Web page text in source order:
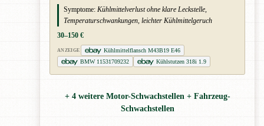
Symptome: Kühlmittelverlust ohne klare Leckstelle,
Temperaturschwankungen, leichter Kühlmittelgeruch
30–150 €
ANZEIGE
Kühlmittelflansch M43B19 E46
BMW 11531709232
Kühlstutzen 318i 1.9
+ 4 weitere Motor-Schwachstellen + Fahrzeug-
Schwachstellen